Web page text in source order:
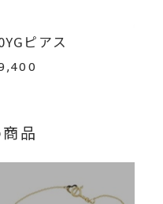
以内に、お電話また
連絡ください。
負担いたしますの
ピアス
品